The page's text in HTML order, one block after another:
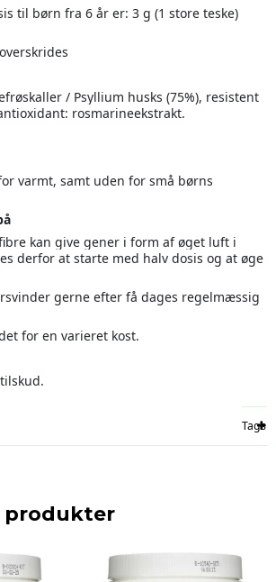
til børn fra 6 år er: 3 g (1 store teske)
/ Psyllium husks (75%), resistent
rosmarineekstrakt.
varmt, samt uden for små børns
kan give gener i form af øget luft i
derfor at starte med halv dosis og at øge
gerne efter få dages regelmæssig
for en varieret kost.
Tags
produkter